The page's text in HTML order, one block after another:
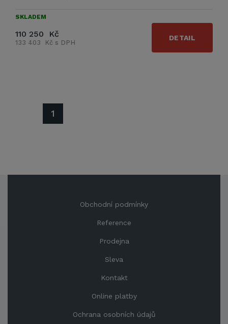
SKLADEM
110 250 Kč
133 403 Kč s DPH
DETAIL
1
Obchodní podmínky
Reference
Prodejna
Sleva
Kontakt
Online platby
Ochrana osobních údajů